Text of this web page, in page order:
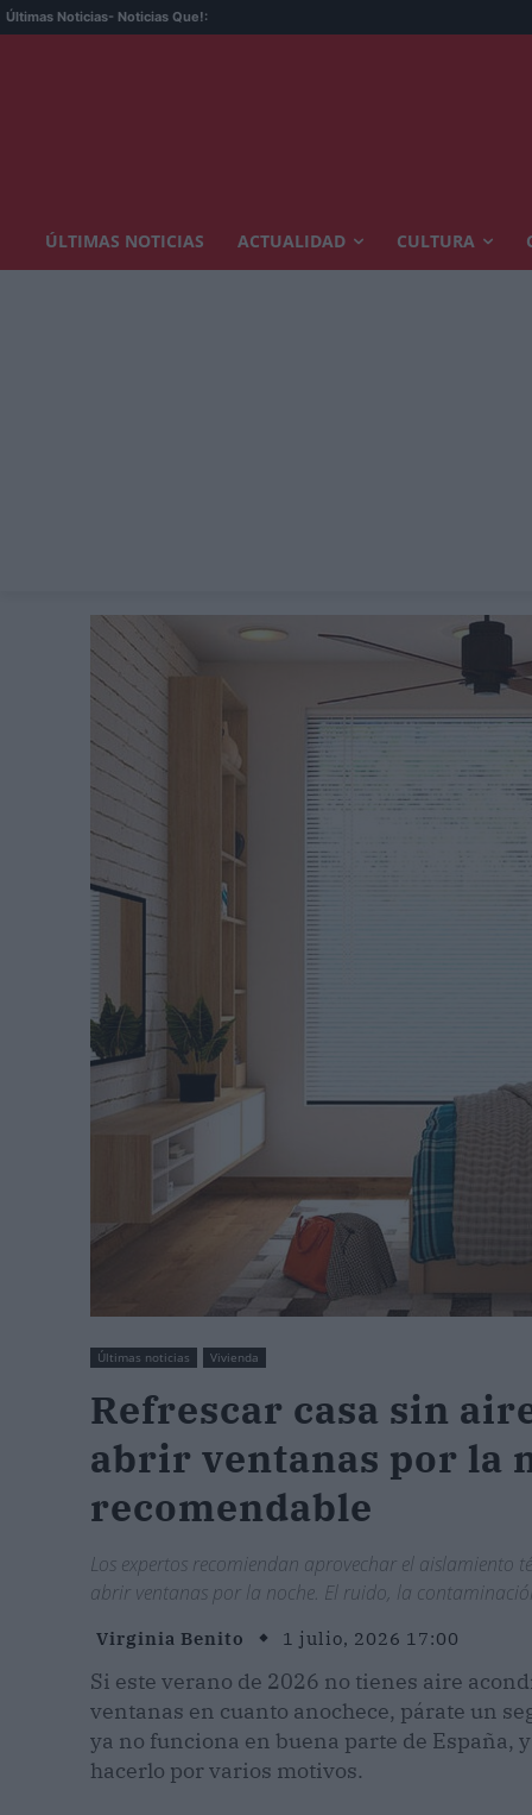
Últimas Noticias- Noticias Que!:
ÚLTIMAS NOTICIAS ACTUALIDAD CULTURA
Últimas noticias Vivienda
Refrescar casa sin
abrir ventanas por la
recomendable
Los expertos recomiendan aprovechar el
abrir ventanas por la noche. El ruido, la
Virginia Benito 1 julio, 2026 17:00
Si este verano de 2026 no tienes aire
ventanas en cuanto anochece, párate un
ya no funciona en buena parte de España,
hacerlo por varios motivos.